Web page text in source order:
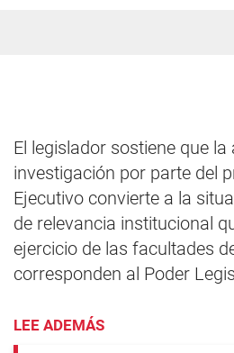
El legislador sostiene que
investigación por parte del
Ejecutivo convierte a la
de relevancia institucional
ejercicio de las facultades
corresponden al Poder
LEE ADEMÁS